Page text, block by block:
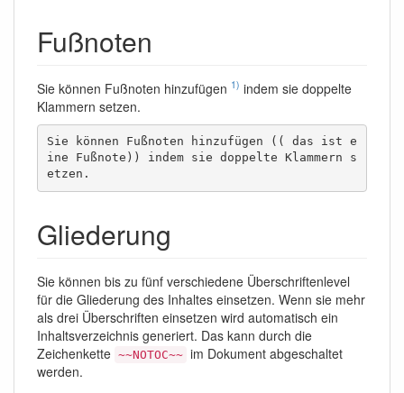
Fußnoten
Sie können Fußnoten hinzufügen 1) indem sie doppelte
Klammern setzen.
Sie können Fußnoten hinzufügen (( das ist e
ine Fußnote)) indem sie doppelte Klammern s
etzen.
Gliederung
Sie können bis zu fünf verschiedene Überschriftenlevel
für die Gliederung des Inhaltes einsetzen. Wenn sie mehr
als drei Überschriften einsetzen wird automatisch ein
Inhaltsverzeichnis generiert. Das kann durch die
Zeichenkette ~~NOTOC~~ im Dokument abgeschaltet
werden.